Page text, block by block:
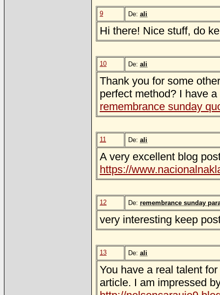
9 De: ali
Hi there! Nice stuff, do
10 De: ali
Thank you for some
perfect method? I have
remembrance sunday
11 De: ali
A very excellent blog
https://
12 De: remembrance sunday
very interesting keep
13 De: ali
You have a real talent
article. I am impressed